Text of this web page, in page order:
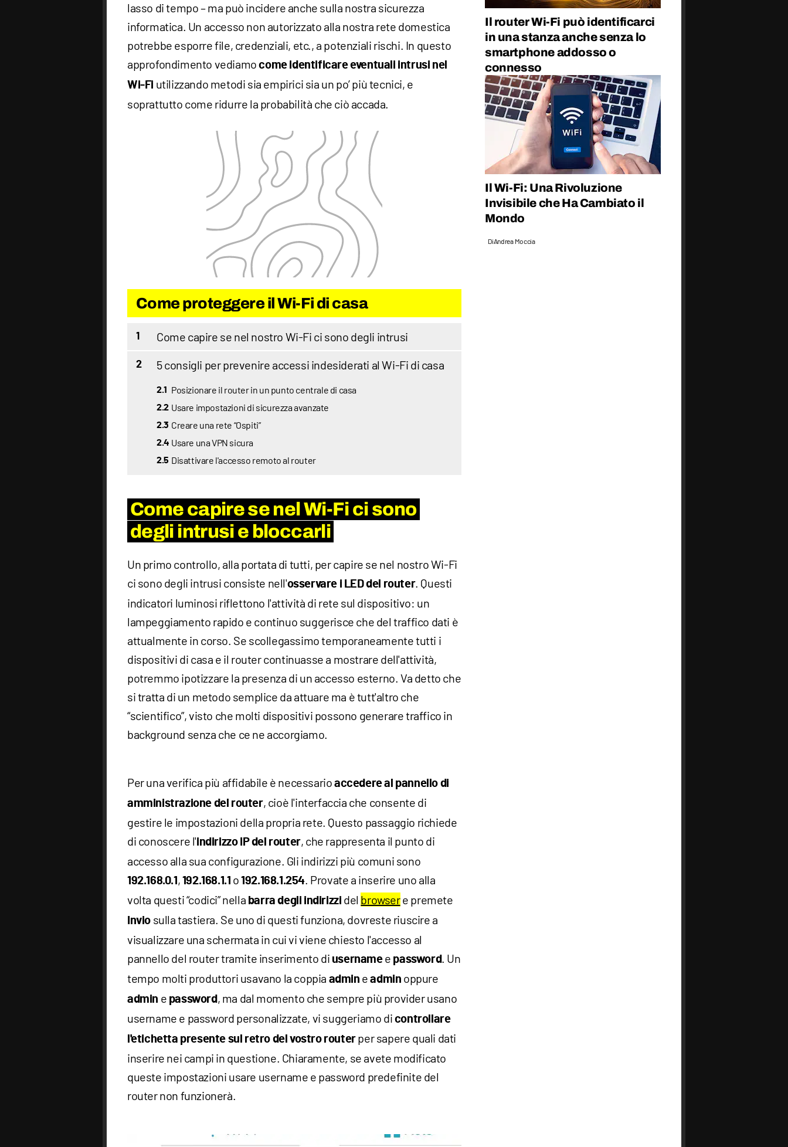
lasso di tempo – ma può incidere anche sulla nostra sicurezza
informatica. Un accesso non autorizzato alla nostra rete domestica
potrebbe esporre file, credenziali, etc., a potenziali rischi. In questo
approfondimento vediamocome identificare eventuali intrusi nel
Wi-Fi utilizzando metodi sia empirici sia un po’ più tecnici, e
soprattutto come ridurre la probabilità che ciò accada.
Come proteggere il Wi-Fi di casa
1 Come capire se nel nostro Wi-Fi ci sono degli intrusi
2 5 consigli per prevenire accessi indesiderati al Wi-Fi di casa
2.1 Posizionare il router in un punto centrale di casa
2.2 Usare impostazioni di sicurezza avanzate
2.3 Creare una rete “Ospiti”
2.4 Usare una VPN sicura
2.5 Disattivare l'accesso remoto al router
Come capire se nel Wi-Fi ci sono
degli intrusi e bloccarli
Un primo controllo, alla portata di tutti, per capire se nel nostro Wi-Fi
ci sono degli intrusi consiste nell'osservare i LED del router. Questi
indicatori luminosi riflettono l'attività di rete sul dispositivo: un
lampeggiamento rapido e continuo suggerisce che del traffico dati è
attualmente in corso. Se scollegassimo temporaneamente tutti i
dispositivi di casa e il router continuasse a mostrare dell'attività,
potremmo ipotizzare la presenza di un accesso esterno. Va detto che
si tratta di un metodo semplice da attuare ma è tutt'altro che
“scientifico”, visto che molti dispositivi possono generare traffico in
background senza che ce ne accorgiamo.
Per una verifica più affidabile è necessario accedere al pannello di
amministrazione del router, cioè l'interfaccia che consente di
gestire le impostazioni della propria rete. Questo passaggio richiede
di conoscere l'indirizzo IP del router, che rappresenta il punto di
accesso alla sua configurazione. Gli indirizzi più comuni sono
192.168.0.1 , 192.168.1.1 o192.168.1.254. Provate a inserire uno alla
volta questi “codici” nella barra degli indirizzi del browsere premete
Invio sulla tastiera. Se uno di questi funziona, dovreste riuscire a
visualizzare una schermata in cui vi viene chiesto l'accesso al
pannello del router tramite inserimento di usernamee password. Un
tempo molti produttori usavano la coppia admin eadmin oppure
admin e password, ma dal momento che sempre più provider usano
username e password personalizzate, vi suggeriamo di controllare
l'etichetta presente sul retro del vostro routerper sapere quali dati
inserire nei campi in questione. Chiaramente, se avete modificato
queste impostazioni usare username e password predefinite del
router non funzionerà.
Il router Wi-Fi può identificarci
in una stanza anche senza lo
smartphone addosso o
connesso
Il Wi-Fi: Una Rivoluzione
Invisibile che Ha Cambiato il
Mondo
DiAndrea Moccia